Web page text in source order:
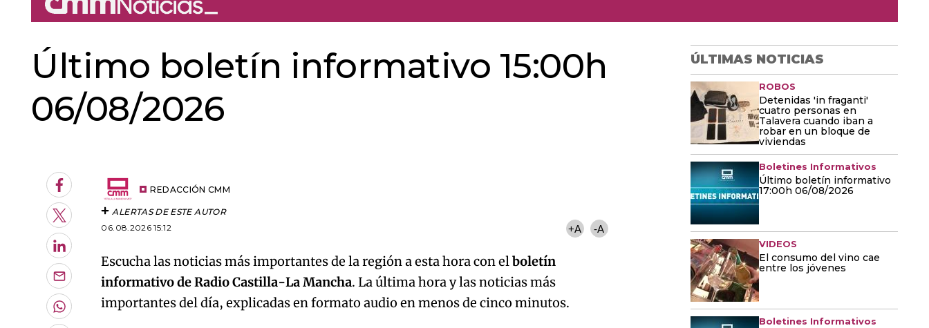
Último boletín informativo 15:00h
06/08/2026
Facebook
Twitter
LinkedIn
Enviar
por
Email
Whatsapp
REDACCIÓN CMM
ALERTAS DE ESTE AUTOR
06.08.2026 15:12
+A -A
Escucha las noticias más importantes de la región a esta hora con elboletín
informativo de Radio Castilla-La Mancha. La última hora y las noticias más
importantes del día, explicadas en formato audio en menos de cinco minutos.
ÚLTIMAS NOTICIAS
ROBOS
Detenidas 'in fraganti'
cuatro personas en
Talavera cuando iban a
robar en un bloque de
viviendas
Boletines Informativos
Último boletín informativo
17:00h 06/08/2026
VIDEOS
El consumo del vino cae
entre los jóvenes
Boletines Informativos